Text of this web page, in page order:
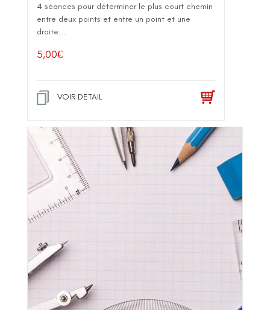
4 séances pour déterminer le plus court chemin
entre deux points et entre un point et une
droite...
5,00€
VOIR DETAIL